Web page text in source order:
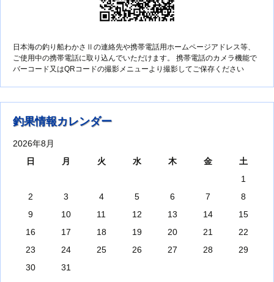
日本海の釣り船わかさⅡの連絡先や携帯電話用ホームページアドレス等、
ご使用中の携帯電話に取り込んでいただけます。 携帯電話のカメラ機能で
バーコード又はQRコードの撮影メニューより撮影してご保存ください
釣果情報カレンダー
2026年8月
日
月 火 水 木 金
土
1
2
3 4 5 6 7
8
9
10 11 12 13 14
15
16
17 18 19 20 21
22
23
24 25 26 27 28
29
30
31